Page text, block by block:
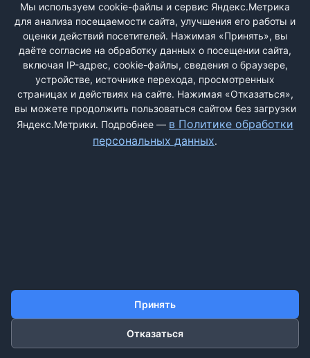
видела как она ездила на личном транспорте в рабочее
время. Кричит на работников в присутствии пассажиров и
клиентов комнаты ...
ДОБАВИТЬ ЖАЛОБУ
КОНТАКТЫ
Мы используем cookie-файлы и сервис Яндекс.Метрика
для анализа посещаемости сайта, улучшения его работы и
оценки действий посетителей. Нажимая «Принять», вы
даёте согласие на обработку данных о посещении сайта,
включая IP-адрес, cookie-файлы, сведения о браузере,
устройстве, источнике перехода, просмотренных
страницах и действиях на сайте. Нажимая «Отказаться»,
вы можете продолжить пользоваться сайтом без загрузки
Яндекс.Метрики. Подробнее — в Политике обработки
персональных данных.
Принять
Отказаться